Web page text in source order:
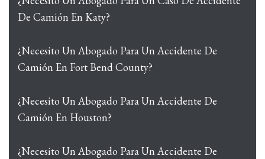
De Camión En Katy?
¿Necesito Un Abogado Para Un Accidente De
Camión En Fort Bend County?
¿Necesito Un Abogado Para Un Accidente De
Camión En Houston?
¿Necesito Un Abogado Para Un Accidente De